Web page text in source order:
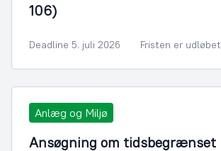
106)
Deadline 5. juli 2026 Fristen er udløbet
Anlæg og Miljø
Ansøgning om tidsbegrænset